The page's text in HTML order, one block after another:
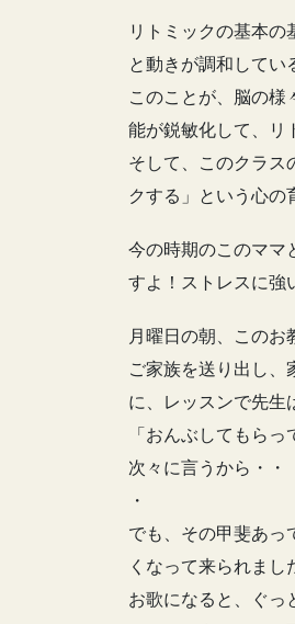
リトミックの基本
と動きが調和してい
このことが、脳の様
能が鋭敏化して、リ
そして、このクラス
クする」という心の
今の時期のこのママ
すよ！ストレスに強
月曜日の朝、このお
ご家族を送り出し、
に、レッスンで先生
「おんぶしてもら
次々に言うから・・
・
でも、その甲斐あっ
くなって来られまし
お歌になると、ぐっ